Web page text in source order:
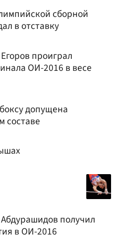
сборной
в отставку
проиграл
ОИ-2016 в весе
допущена
составе
получил
в ОИ-2016